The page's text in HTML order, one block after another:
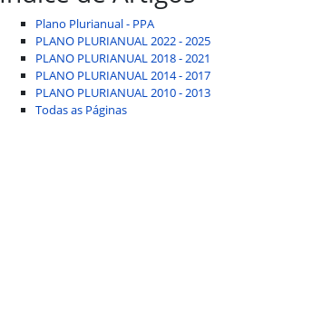
Plano Plurianual - PPA
PLANO PLURIANUAL 2022 - 2025
PLANO PLURIANUAL 2018 - 2021
PLANO PLURIANUAL 2014 - 2017
PLANO PLURIANUAL 2010 - 2013
Todas as Páginas